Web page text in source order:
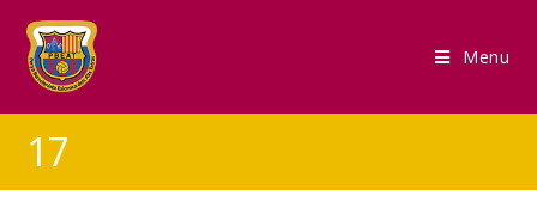
Menu
17